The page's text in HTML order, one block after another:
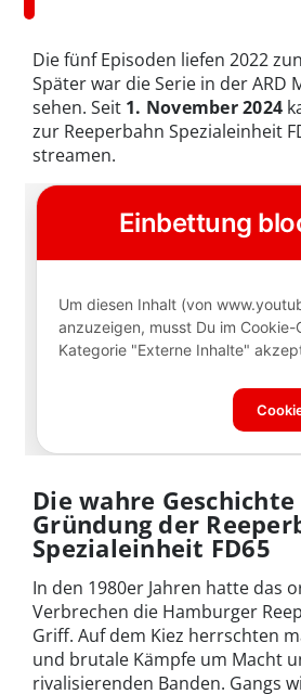
Die fünf Episoden liefen 2022
Später war die Serie in der ARD
sehen. Seit 1. November 2024
zur Reeperbahn Spezialeinheit
streamen.
Die wahre
Gründung der
Spezialeinheit FD65
In den 1980er Jahren hatte das
Verbrechen die Hamburger
Griff. Auf dem Kiez herrschten
und brutale Kämpfe um Macht
rivalisierenden Banden. Gangs